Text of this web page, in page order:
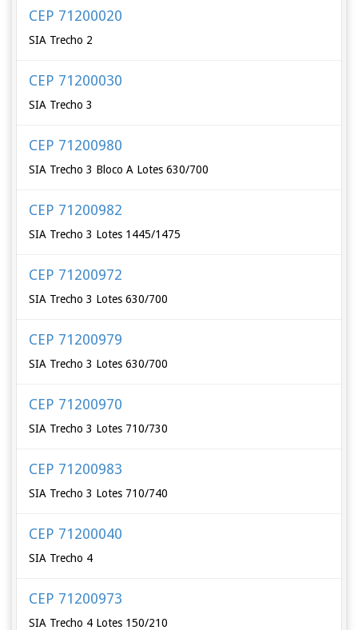
CEP 71200020
SIA Trecho 2
CEP 71200030
SIA Trecho 3
CEP 71200980
SIA Trecho 3 Bloco A Lotes 630/700
CEP 71200982
SIA Trecho 3 Lotes 1445/1475
CEP 71200972
SIA Trecho 3 Lotes 630/700
CEP 71200979
SIA Trecho 3 Lotes 630/700
CEP 71200970
SIA Trecho 3 Lotes 710/730
CEP 71200983
SIA Trecho 3 Lotes 710/740
CEP 71200040
SIA Trecho 4
CEP 71200973
SIA Trecho 4 Lotes 150/210